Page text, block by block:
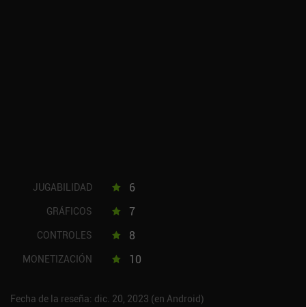
JUGABILIDAD 6
GRÁFICOS 7
CONTROLES 8
MONETIZACIÓN 10
Fecha de la reseña: dic. 20, 2023 (en Android)